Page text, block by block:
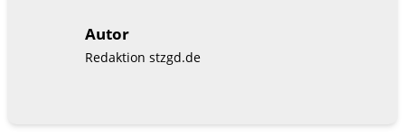
Autor
Redaktion stzgd.de